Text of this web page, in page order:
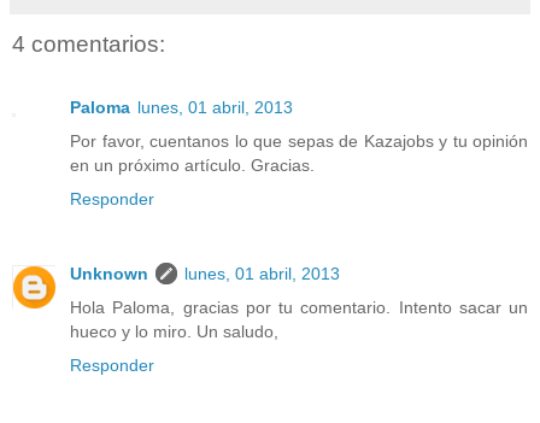
4 comentarios:
Paloma lunes, 01 abril, 2013
Por favor, cuentanos lo que sepas de Kazajobs y tu opinión
en un próximo artículo. Gracias.
Responder
Unknown
lunes, 01 abril, 2013
Hola Paloma, gracias por tu comentario. Intento sacar un
hueco y lo miro. Un saludo,
Responder